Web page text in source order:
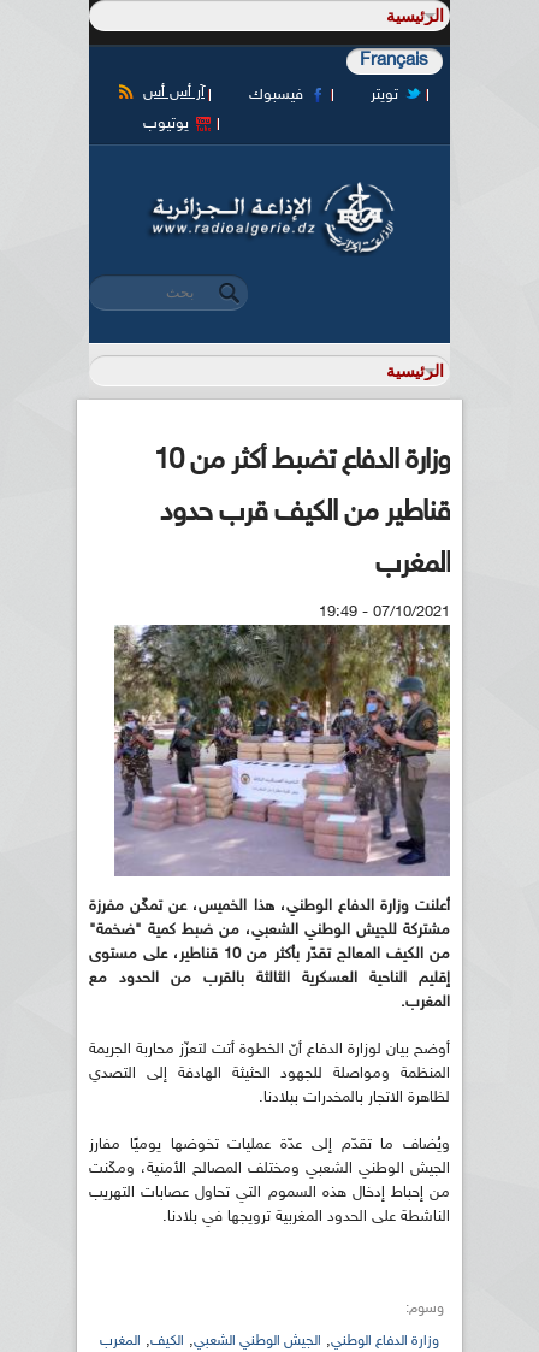
Français
آر أس أس فيسبوك
تويتر
يوتيوب
استمارة البحث
‏بحث ‏
وزارة الدفاع تضبط أكثر من 10
قناطير من الكيف قرب حدود
المغرب
07/10/2021 - 19:49
أعلنت وزارة الدفاع الوطني، هذا الخميس، عن تمكّن مفرزة
مشتركة للجيش الوطني الشعبي، من ضبط كمية "ضخمة"
من الكيف المعالج تقدّر بأكثر من 10 قناطير، على مستوى
إقليم الناحية العسكرية الثالثة بالقرب من الحدود مع
المغرب.
أوضح بيان لوزارة الدفاع أنّ الخطوة أتت لتعزّز محاربة الجريمة
المنظمة ومواصلة للجهود الحثيثة الهادفة إلى التصدي
لظاهرة الاتجار بالمخدرات ببلادنا.
ويُضاف ما تقدّم إلى عدّة عمليات تخوضها يوميًا مفارز
الجيش الوطني الشعبي ومختلف المصالح الأمنية، ومكّنت
من إحباط إدخال هذه السموم التي تحاول عصابات التهريب
الناشطة على الحدود المغربية ترويجها في بلادنا.
وسوم:
وزارة الدفاع الوطني, الجيش الوطني الشعبي, الكيف, المغرب